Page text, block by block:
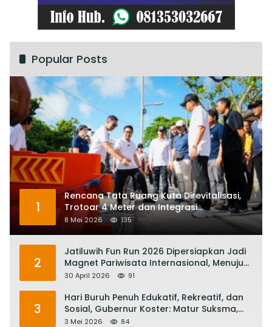
Popular Posts
1
Rencana Tata Ruang Kuta Direvitalisasi,
Trotoar 4 Meter dan Integrasi
Transportasi Listrik
8 Mei 2026 135
2
Jatiluwih Fun Run 2026 Dipersiapkan Jadi
Magnet Pariwisata Internasional, Menuju
Satu Abad Pariwisata Bali
30 April 2026 91
3
Hari Buruh Penuh Edukatif, Rekreatif, dan
Sosial, Gubernur Koster: Matur Suksma,
Keringat Pekerja Mesin Ekonomi Bali
3 Mei 2026 84